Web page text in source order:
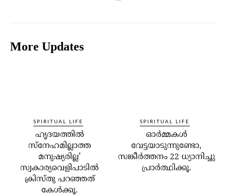
More Updates
SPIRITUAL LIFE
ഹൃദയത്തില്‍
സ്‌നേഹമില്ലാത്ത
മനുഷ്യരില്ല’
സ്വകാര്യവെളിപാടില്‍
ക്രിസ്തു പറഞ്ഞത്
കേള്‍ക്കൂ.
SPIRITUAL LIFE
ഓര്‍മ്മകള്‍
വേട്ടയാടുന്നുണ്ടോ,
സങ്കീര്‍ത്തനം 22 ധ്യാനിച്ചു
പ്രാര്‍ത്ഥിക്കൂ.